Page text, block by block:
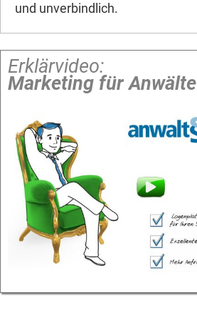
und unverbindlich.
Erklärvideo:
Marketing für Anwälte